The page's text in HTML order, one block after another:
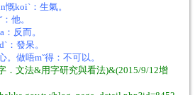
慨koiˋ：生氣。
他。
反而。
：發呆。
。做唔mˇ得：不可以。
．文法&用字研究與看法)&(2015/9/12增